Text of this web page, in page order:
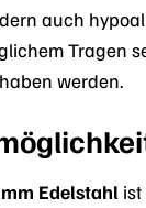
auch
Tragen
werden.
Edelstahl